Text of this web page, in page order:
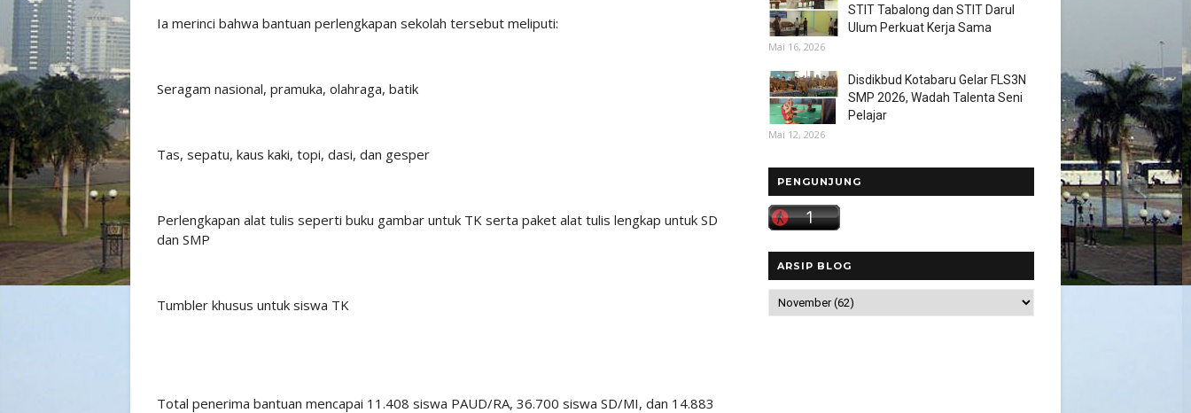
Ia merinci bahwa bantuan perlengkapan sekolah tersebut meliputi:
Seragam nasional, pramuka, olahraga, batik
Tas, sepatu, kaus kaki, topi, dasi, dan gesper
Perlengkapan alat tulis seperti buku gambar untuk TK serta paket alat tulis lengkap untuk SD
dan SMP
Tumbler khusus untuk siswa TK
Total penerima bantuan mencapai 11.408 siswa PAUD/RA, 36.700 siswa SD/MI, dan 14.883
STIT Tabalong dan STIT Darul
Ulum Perkuat Kerja Sama
Mai 16, 2026
Disdikbud Kotabaru Gelar FLS3N
SMP 2026, Wadah Talenta Seni
Pelajar
Mai 12, 2026
PENGUNJUNG
ARSIP BLOG